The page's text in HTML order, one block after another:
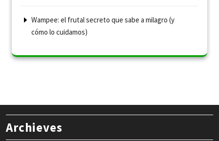
Wampee: el frutal secreto que sabe a milagro (y
cómo lo cuidamos)
Archieves